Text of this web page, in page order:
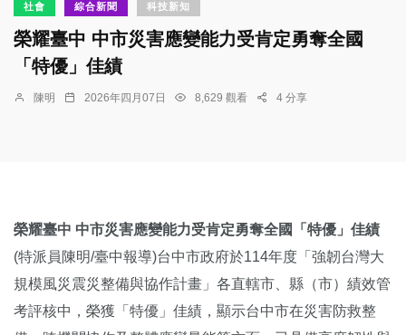
社會 綜合新聞 科技新知
榮耀臺中 中市災害應變能力受肯定勇奪全國
「特優」佳績
陳明 2026年四月07日 8,629 觀看 4 分享
榮耀臺中 中市災害應變能力受肯定勇奪全國「特優」佳績
(特派員陳明/臺中報導)台中市政府於114年度「強韌台灣大
規模風災震災整備與協作計畫」各直轄市、縣（市）績效管
考評核中，榮獲「特優」佳績，顯示台中市在災害防救整